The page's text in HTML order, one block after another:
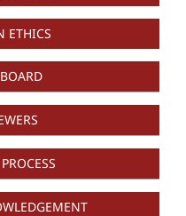
ETHICS